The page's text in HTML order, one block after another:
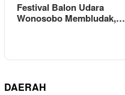
Festival Balon Udara
Wonosobo Membludak,…
DAERAH